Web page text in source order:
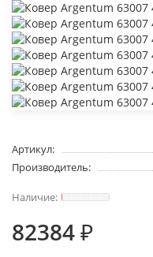
Артикул:
Производитель:
82384 ₽